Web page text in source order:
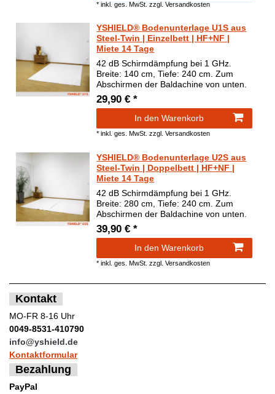
*inkl. ges. MwSt. zzgl.Versandkosten
YSHIELD® Bodenunterlage U1S aus
Steel-Twin | Einzelbett | HF+NF |
Miete 14 Tage
42 dB Schirmdämpfung bei 1 GHz.
Breite: 140 cm, Tiefe: 240 cm. Zum
Abschirmen der Baldachine von unten.
29,90 € *
In den Warenkorb
*inkl. ges. MwSt. zzgl.Versandkosten
YSHIELD® Bodenunterlage U2S aus
Steel-Twin | Doppelbett | HF+NF |
Miete 14 Tage
42 dB Schirmdämpfung bei 1 GHz.
Breite: 280 cm, Tiefe: 240 cm. Zum
Abschirmen der Baldachine von unten.
39,90 € *
In den Warenkorb
*inkl. ges. MwSt. zzgl.Versandkosten
Kontakt
MO-FR 8-16 Uhr
0049-8531-410790
info@yshield.de
Kontaktformular
Bezahlung
PayPal